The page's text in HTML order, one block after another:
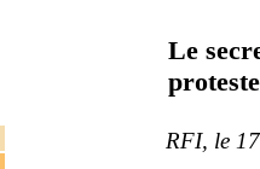
Le
RFI, le